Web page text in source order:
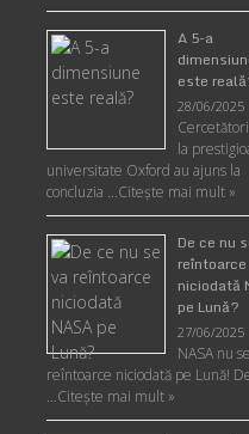
A 5-a
este
28/06/2025
la
universitate Oxford au ajuns la
concluzia …Citește mai mult »
De ce nu
reîntoarce
niciodată
pe Lună?
27/06/2025
NASA nu
reîntoarce niciodată pe Lună!
…Citește mai mult »